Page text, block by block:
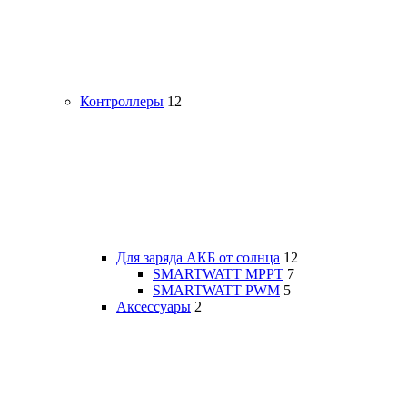
Контроллеры 12
Для заряда АКБ от солнца 12
SMARTWATT MPPT 7
SMARTWATT PWM 5
Аксессуары 2